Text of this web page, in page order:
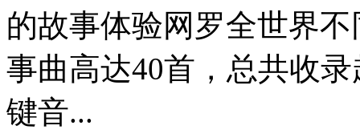
的故事体验网罗全世界
事曲高达40首，总共收
键音...